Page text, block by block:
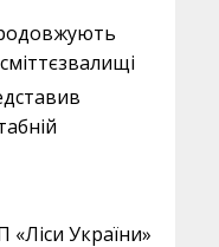
України»